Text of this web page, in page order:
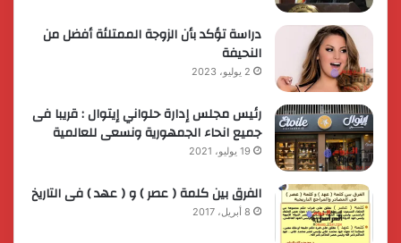
دراسة تؤكد بأن الزوجة الممتلئة أفضل من
النحيفة
2 يوليو، 2023
رئيس مجلس إدارة حلواني إيتوال : قريبا فى
جميع انحاء الجمهورية ونسعى للعالمية
19 يوليو، 2021
الفرق بين كلمة ( عصر ) و ( عهد ) فى التاريخ
8 أبريل، 2017